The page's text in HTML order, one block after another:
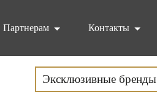
Партнерам Контакты
Эксклюзивные бренды